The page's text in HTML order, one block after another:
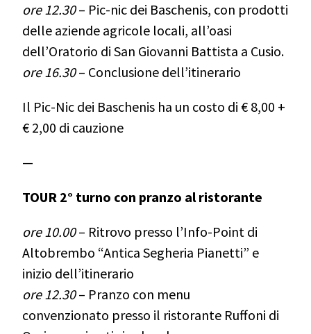
ore 12.30– Pic-nic dei Baschenis, con prodotti
delle aziende agricole locali, all’oasi
dell’Oratorio di San Giovanni Battista a Cusio.
ore 16.30– Conclusione dell’itinerario
Il Pic-Nic dei Baschenis ha un costo di € 8,00 +
€ 2,00 di cauzione
—
TOUR 2° turno con pranzo al ristorante
ore 10.00– Ritrovo presso l’Info-Point di
Altobrembo “Antica Segheria Pianetti” e
inizio dell’itinerario
ore 12.30– Pranzo con menu
convenzionato presso il ristorante Ruffoni di